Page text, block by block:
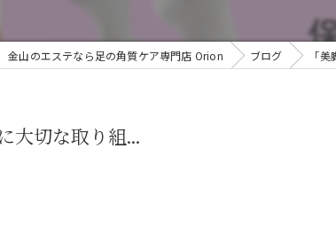
金山のエステなら足の角質ケア専門店 Orion ブログ 「
大切な取り組...